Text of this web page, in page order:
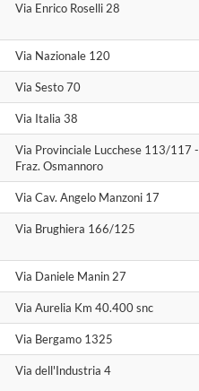
Via Enrico Roselli 28
Via Nazionale 120
Via Sesto 70
Via Italia 38
Via Provinciale Lucchese 113/117 -
Fraz. Osmannoro
Via Cav. Angelo Manzoni 17
Via Brughiera 166/125
Via Daniele Manin 27
Via Aurelia Km 40.400 snc
Via Bergamo 1325
Via dell'Industria 4